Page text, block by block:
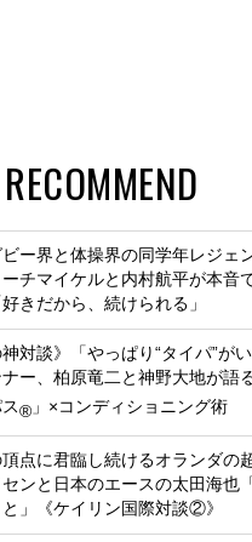
RECOMMEND
ビー界と体操界の同学年レジェ
チマイケルと内村航平が本音
きだから、続けられる」
神対談》「やっぱり“タイパ”が
ー、柏原竜二と神野大地が語
® 」×コンディショニング術
点に君臨し続けるオランダの
ンと日本のエースの太田海也
」《ケイリン国際対談②》